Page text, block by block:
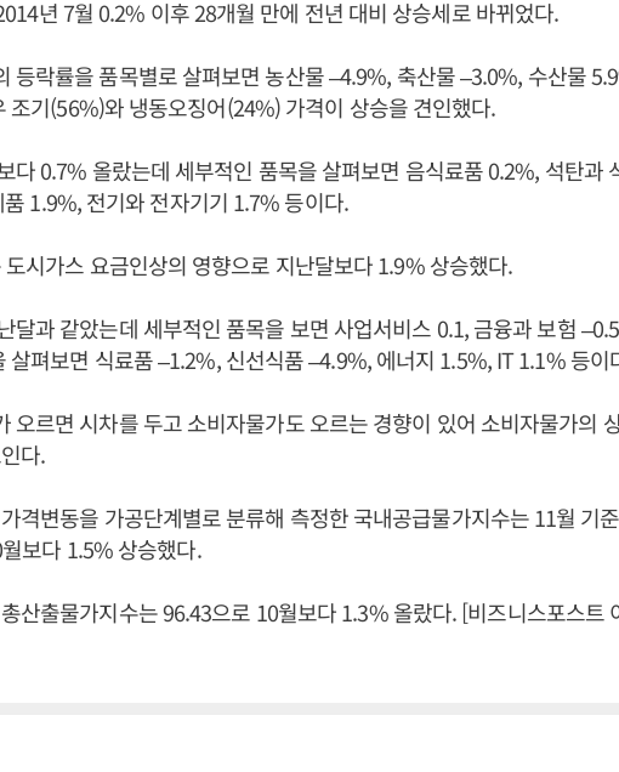
년 7월 0.2% 이후 28개월 만에 전년 대비 상승세로 바뀌었다.
등락률을 품목별로 살펴보면 농산물 –4.9%, 축산물 –3.0%, 수산물
조기(56%)와 냉동오징어(24%) 가격이 상승을 견인했다.
다 0.7% 올랐는데 세부적인 품목을 살펴보면 음식료품 0.2%, 석탄과
1.9%, 전기와 전자기기 1.7% 등이다.
도시가스 요금인상의 영향으로 지난달보다 1.9% 상승했다.
달과 같았는데 세부적인 품목을 보면 사업서비스 0.1, 금융과 보험
살펴보면 식료품 –1.2%, 신선식품 –4.9%, 에너지 1.5%, IT 1.1% 등이
오르면 시차를 두고 소비자물가도 오르는 경향이 있어 소비자물가의
다.
격변동을 가공단계별로 분류해 측정한 국내공급물가지수는 11월 기
보다 1.5% 상승했다.
산출물가지수는 96.43으로 10월보다 1.3% 올랐다. [비즈니스포스트